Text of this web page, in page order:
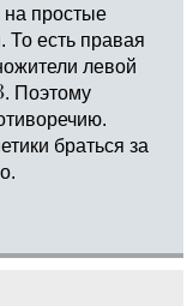
на простые
есть правая
левой
. Поэтому
браться за